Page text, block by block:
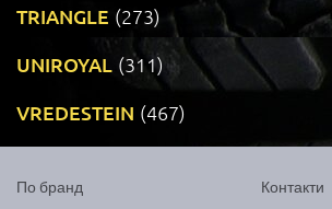
TRIANGLE (273)
UNIROYAL (311)
VREDESTEIN (467)
По бранд Контакти